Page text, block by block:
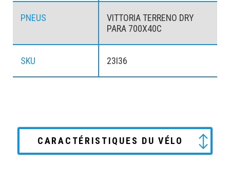
PNEUS
VITTORIA TERRENO DRY
PARA 700X40C
SKU 23I36
CARACTÉRISTIQUES DU VÉLO